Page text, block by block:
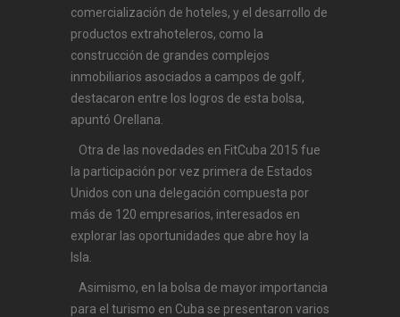
comercialización de hoteles, y el desarrollo de
productos extrahoteleros, como la
construcción de grandes complejos
inmobiliarios asociados a campos de golf,
destacaron entre los logros de esta bolsa,
apuntó Orellana.
Otra de las novedades en FitCuba 2015 fue
la participación por vez primera de Estados
Unidos con una delegación compuesta por
más de 120 empresarios, interesados en
explorar las oportunidades que abre hoy la
Isla.
Asimismo, en la bolsa de mayor importancia
para el turismo en Cuba se presentaron varios